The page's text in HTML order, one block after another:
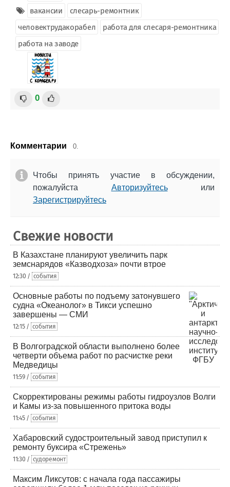
вакансии
слесарь-ремонтник
человектрудакорабел
работа для слесаря-ремонтника
работа на заводе
0
Комментарии 0.
Чтобы принять участие в обсуждении,
пожалуйста Авторизуйтесьили
Зарегистрируйтесь
Свежие новости
В Казахстане планируют увеличить парк
земснарядов «Казводхоза» почти втрое
12:30 / события
Основные работы по подъему затонувшего
судна «Океанолог» в Тикси успешно
завершены — СМИ
12:15 / события
В Волгоградской области выполнено более
четверти объема работ по расчистке реки
Медведицы
11:59 / события
Скорректированы режимы работы гидроузлов Волги
и Камы из-за повышенного притока воды
11:45 / события
Хабаровский судостроительный завод приступил к
ремонту буксира «Стрежень»
11:30 / судоремонт
Максим Ликсутов: с начала года пассажиры